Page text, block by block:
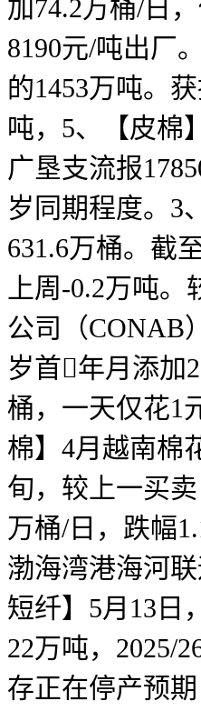
加74.2万桶/日
8190元/吨出厂
的1453万吨。
吨，5、【皮棉
广垦支流报
岁同期程度。3
631.6万桶。截
上周-0.2万吨
公司（CONAB
岁首年月添加
桶，一天仅花1
棉】4月越南棉
旬，较上一买
万桶/日，跌幅
渤海湾港海河
短纤】5月13日
22万吨，2025/
存正在停产预